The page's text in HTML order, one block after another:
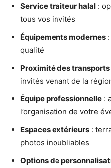
Service traiteur halal :
tous vos invités
Équipements modernes
qualité
Proximité des transports
invités venant de la
Équipe professionnelle :
l’organisation de votre
Espaces extérieurs :
photos inoubliables
Options de